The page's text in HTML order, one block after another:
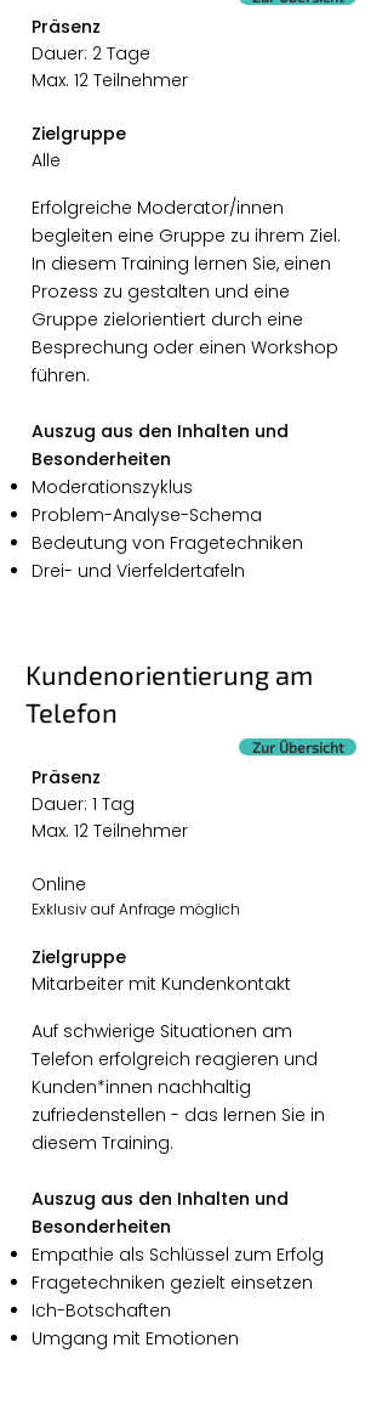
Präsenz
Dauer: 2 Tage
Max. 12 Teilnehmer
Zielgruppe
Alle
Erfolgreiche Moderator/innen
begleiten eine Gruppe zu ihrem Ziel.
In diesem Training lernen Sie, einen
Prozess zu gestalten und eine
Gruppe zielorientiert durch eine
Besprechung oder einen Workshop
führen.
Auszug aus den Inhalten und
Besonderheiten
Moderationszyklus
Problem-Analyse-Schema
Bedeutung von Fragetechniken
Drei- und Vierfeldertafeln
Kundenorientierung am
Telefon
Zur Übersicht
Präsenz
Dauer: 1 Tag
Max. 12 Teilnehmer
Online
Exklusiv auf Anfrage möglich
Zielgruppe
Mitarbeiter mit Kundenkontakt
Auf schwierige Situationen am
Telefon erfolgreich reagieren und
Kunden*innen nachhaltig
zufriedenstellen - das lernen Sie in
diesem Training.
Auszug aus den Inhalten und
Besonderheiten
Empathie als Schlüssel zum Erfolg
Fragetechniken gezielt einsetzen
Ich-Botschaften
Umgang mit Emotionen